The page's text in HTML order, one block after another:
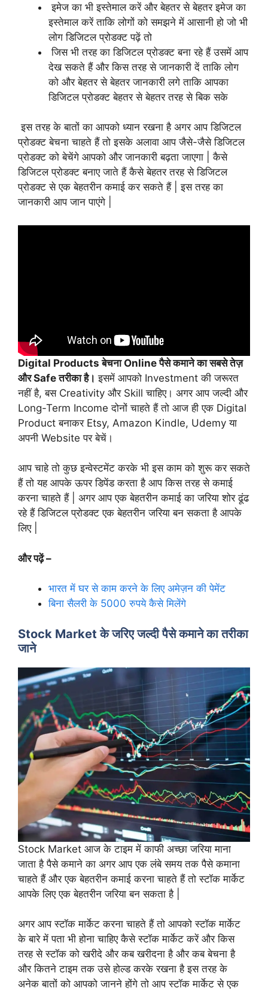
इमेज का भी इस्तेमाल करें और बेहतर से बेहतर इमेज का
इस्तेमाल करें ताकि लोगों को समझने में आसानी हो जो भी
लोग डिजिटल प्रोडक्ट पढ़ें तो
जिस भी तरह का डिजिटल प्रोडक्ट बना रहे हैं उसमें आप
देख सकते हैं और किस तरह से जानकारी दें ताकि लोग
को और बेहतर से बेहतर जानकारी लगे ताकि आपका
डिजिटल प्रोडक्ट बेहतर से बेहतर तरह से बिक सके
इस तरह के बातों का आपको ध्यान रखना है अगर आप डिजिटल
प्रोडक्ट बेचना चाहते हैं तो इसके अलावा आप जैसे-जैसे डिजिटल
प्रोडक्ट को बेचेंगे आपको और जानकारी बढ़ता जाएगा | कैसे
डिजिटल प्रोडक्ट बनाए जाते हैं कैसे बेहतर तरह से डिजिटल
प्रोडक्ट से एक बेहतरीन कमाई कर सकते हैं | इस तरह का
जानकारी आप जान पाएंगे |
Digital Products बेचना Online पैसे कमाने का सबसे तेज़
और Safe तरीका है। इसमें आपको Investment की जरूरत
नहीं है, बस Creativity और Skill चाहिए। अगर आप जल्दी और
Long-Term Income दोनों चाहते हैं तो आज ही एक Digital
Product बनाकर Etsy, Amazon Kindle, Udemy या
अपनी Website पर बेचें।
आप चाहे तो कुछ इन्वेस्टमेंट करके भी इस काम को शुरू कर सकते
हैं तो यह आपके ऊपर डिपेंड करता है आप किस तरह से कमाई
करना चाहते हैं | अगर आप एक बेहतरीन कमाई का जरिया शोर ढूंढ
रहे हैं डिजिटल प्रोडक्ट एक बेहतरीन जरिया बन सकता है आपके
लिए |
और पढ़ें –
भारत में घर से काम करने के लिए अमेज़न की पेमेंट
बिना सैलरी के 5000 रुपये कैसे मिलेंगे
Stock Market के जरिए जल्दी पैसे कमाने का तरीका
जाने
Stock Market आज के टाइम में काफी अच्छा जरिया माना
जाता है पैसे कमाने का अगर आप एक लंबे समय तक पैसे कमाना
चाहते हैं और एक बेहतरीन कमाई करना चाहते हैं तो स्टॉक मार्केट
आपके लिए एक बेहतरीन जरिया बन सकता है |
अगर आप स्टॉक मार्केट करना चाहते हैं तो आपको स्टॉक मार्केट
के बारे में पता भी होना चाहिए कैसे स्टॉक मार्केट करें और किस
तरह से स्टॉक को खरीदे और कब खरीदना है और कब बेचना है
और कितने टाइम तक उसे होल्ड करके रखना है इस तरह के
अनेक बातों को आपको जानने होंगे तो आप स्टॉक मार्केट से एक